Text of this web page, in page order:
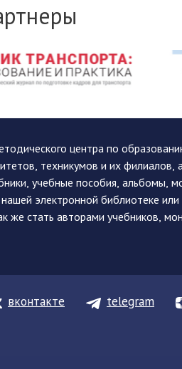
центра по
техникумов и их
учебные пособия, альбомы,
электронной библиотеке
же стать авторами учебников,
вконтакте telegram